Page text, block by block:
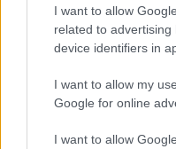
I want to allow
related to
device identifiers in
I want to allow my
Google for online
I want to allow